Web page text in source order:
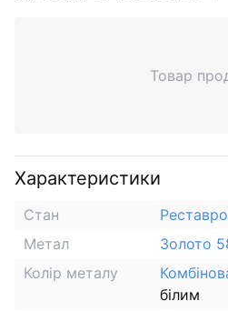
Товар
Характеристики
Стан
Метал
Золото
Колір металу
білим